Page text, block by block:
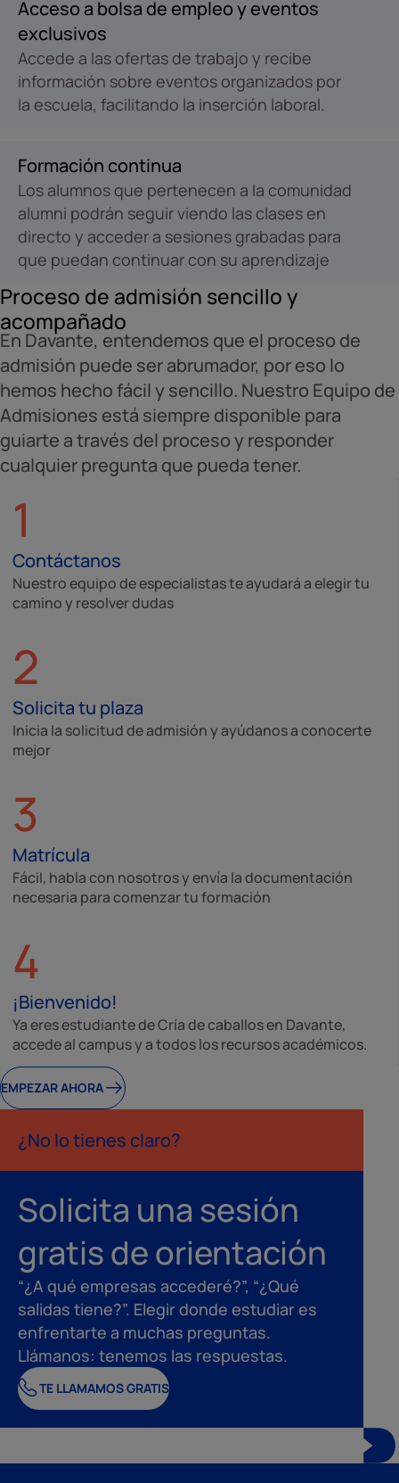
Acceso a bolsa de empleo y eventos
exclusivos
Accede a las ofertas de trabajo y recibe
información sobre eventos organizados por
la escuela, facilitando la inserción laboral.
Formación continua
Los alumnos que pertenecen a la comunidad
alumni podrán seguir viendo las clases en
directo y acceder a sesiones grabadas para
que puedan continuar con su aprendizaje
Proceso de admisión sencillo y
acompañado
En Davante, entendemos que el proceso de
admisión puede ser abrumador, por eso lo
hemos hecho fácil y sencillo. Nuestro Equipo de
Admisiones está siempre disponible para
guiarte a través del proceso y responder
cualquier pregunta que pueda tener.
1
Contáctanos
Nuestro equipo de especialistas te ayudará a elegir tu
camino y resolver dudas
2
Solicita tu plaza
Inicia la solicitud de admisión y ayúdanos a conocerte
mejor
3
Matrícula
Fácil, habla con nosotros y envía la documentación
necesaria para comenzar tu formación
4
¡Bienvenido!
Ya eres estudiante de Cría de caballos en Davante,
accede al campus y a todos los recursos académicos.
EMPEZAR AHORA
¿No lo tienes claro?
Solicita una sesión
gratis de orientación
“¿A qué empresas accederé?”, “¿Qué
salidas tiene?”. Elegir donde estudiar es
enfrentarte a muchas preguntas.
Llámanos: tenemos las respuestas.
TE LLAMAMOS GRATIS